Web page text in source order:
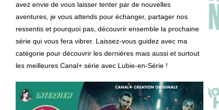
avez envie de vous laisser tenter par de nouvelles
aventures, je vous attends pour échanger, partager nos
ressentis et pourquoi pas, découvrir ensemble la prochaine
série qui vous fera vibrer. Laissez-vous guidez avec ma
catégorie pour découvrir les dernières mais aussi et surtout
les meilleures Canal+ série avec Lubie-en-Série !